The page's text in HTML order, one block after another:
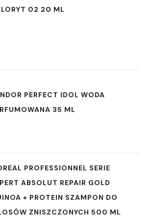
02 20 ML
PERFECT IDOL WODA
35 ML
PROFESSIONNEL SERIE
ABSOLUT REPAIR GOLD
+ PROTEIN SZAMPON DO
ZNISZCZONYCH 500 ML